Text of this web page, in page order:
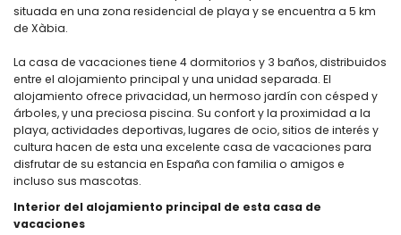
situada en una zona residencial de playa y se encuentra a 5 km
de Xàbia.
La casa de vacaciones tiene 4 dormitorios y 3 baños, distribuidos
entre el alojamiento principal y una unidad separada. El
alojamiento ofrece privacidad, un hermoso jardín con césped y
árboles, y una preciosa piscina. Su confort y la proximidad a la
playa, actividades deportivas, lugares de ocio, sitios de interés y
cultura hacen de esta una excelente casa de vacaciones para
disfrutar de su estancia en España con familia o amigos e
incluso sus mascotas.
Interior del alojamiento principal de esta casa de
vacaciones